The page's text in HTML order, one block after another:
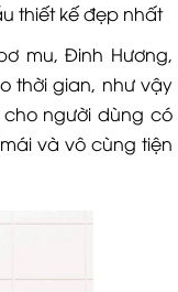
kế đẹp nhất
mu, Đinh Hương,
thời gian, như vậy
người dùng có
và vô cùng tiện